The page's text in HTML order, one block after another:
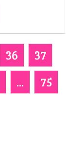
36
37
...
75